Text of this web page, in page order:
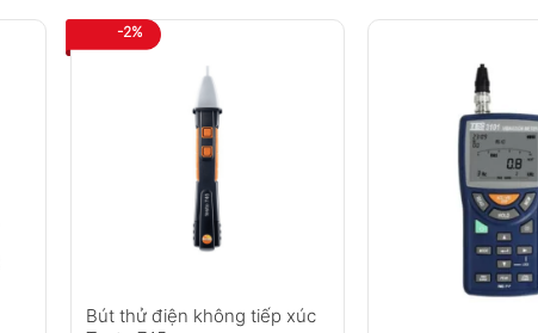
-2%
Bút thử điện không tiếp xúc